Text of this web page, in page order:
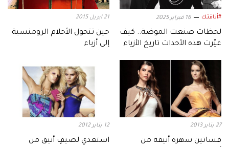
#أناقتك 16 فبراير 2025
لحظات صنعت الموضة.. كيف
غيّرت هذه الأحداث تاريخ الأزياء
21 ابريل 2015
حين تتحول الأحلام الرومنسية
إلى أزياء
27 يناير 2013
فساتين سهرة أنيقة من
12 يناير 2012
استعدي لصيفٍ أنيق من